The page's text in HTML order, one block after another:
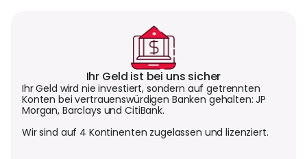
Ihr Geld ist bei uns sicher
Ihr Geld wird nie investiert, sondern auf getrennten
Konten bei vertrauenswürdigen Banken gehalten: JP
Morgan, Barclays und CitiBank.
Wir sind auf 4 Kontinenten zugelassen und lizenziert.